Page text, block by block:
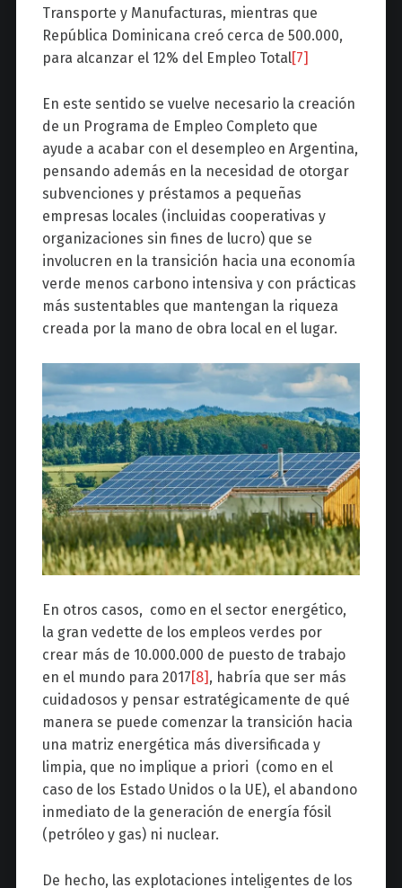
Transporte y Manufacturas, mientras que
República Dominicana creó cerca de 500.000,
para alcanzar el 12% del Empleo Total[7]
En este sentido se vuelve necesario la creación
de un Programa de Empleo Completo que
ayude a acabar con el desempleo en Argentina,
pensando además en la necesidad de otorgar
subvenciones y préstamos a pequeñas
empresas locales (incluidas cooperativas y
organizaciones sin fines de lucro) que se
involucren en la transición hacia una economía
verde menos carbono intensiva y con prácticas
más sustentables que mantengan la riqueza
creada por la mano de obra local en el lugar.
En otros casos, como en el sector energético,
la gran vedette de los empleos verdes por
crear más de 10.000.000 de puesto de trabajo
en el mundo para 2017[8] , habría que ser más
cuidadosos y pensar estratégicamente de qué
manera se puede comenzar la transición hacia
una matriz energética más diversificada y
limpia, que no implique a priori (como en el
caso de los Estado Unidos o la UE), el abandono
inmediato de la generación de energía fósil
(petróleo y gas) ni nuclear.
De hecho, las explotaciones inteligentes de los